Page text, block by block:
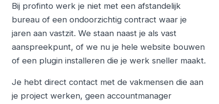
Bij profinto werk je niet met een afstandelijk
bureau of een ondoorzichtig contract waar je
jaren aan vastzit. We staan naast je als vast
aanspreekpunt, of we nu je hele website bouwen
of een plugin installeren die je werk sneller maakt.
Je hebt direct contact met de vakmensen die aan
je project werken, geen accountmanager